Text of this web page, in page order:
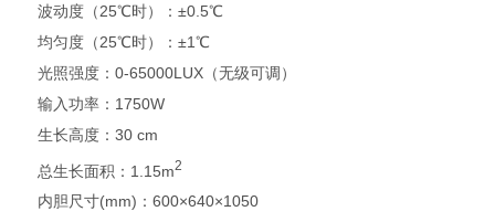
波动度（25℃时）：±0.5℃
均匀度（25℃时）：±1℃
光照强度：0-65000LUX（无级可调）
输入功率：1750W
生长高度：30 cm
总生长面积：1.15m2
内胆尺寸(mm)：600×640×1050